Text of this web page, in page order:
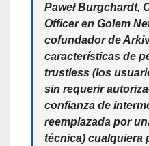
Paweł Burgchardt,
Officer en Golem
cofundador de
características de
trustless (los
sin requerir
confianza de
reemplazada por
técnica) cualquiera